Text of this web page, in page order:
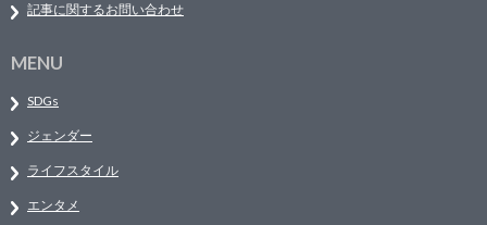
記事に関するお問い合わせ
MENU
SDGs
ジェンダー
ライフスタイル
エンタメ